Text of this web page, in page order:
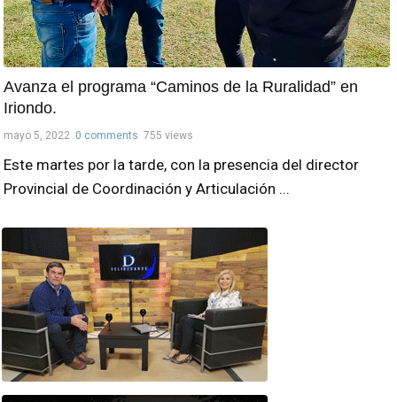
Avanza el programa “Caminos de la Ruralidad” en
Iriondo.
mayo 5, 2022 0 comments 755 views
Este martes por la tarde, con la presencia del director
Provincial de Coordinación y Articulación ...